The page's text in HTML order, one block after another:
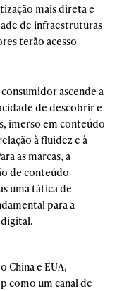
mais direta e
de infraestruturas
terão acesso
ascende a
de descobrir e
imerso em conteúdo
à fluidez e à
as marcas, a
de conteúdo
uma tática de
para a
China e EUA,
como um canal de